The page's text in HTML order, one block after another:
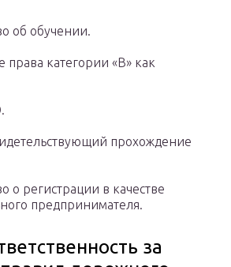
об обучении.
права категории «В» как
прохождение
о регистрации в качестве
предпринимателя.
за